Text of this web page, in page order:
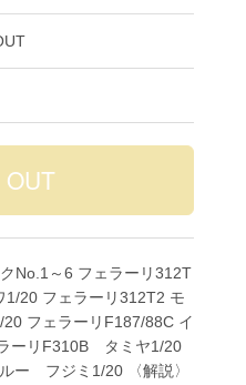
No.1～6 フェラーリ312T
20 フェラーリ312T2 モ
フェラーリF187/88C イ
ーリF310B タミヤ1/20
ー フジミ1/20 〈解説〉